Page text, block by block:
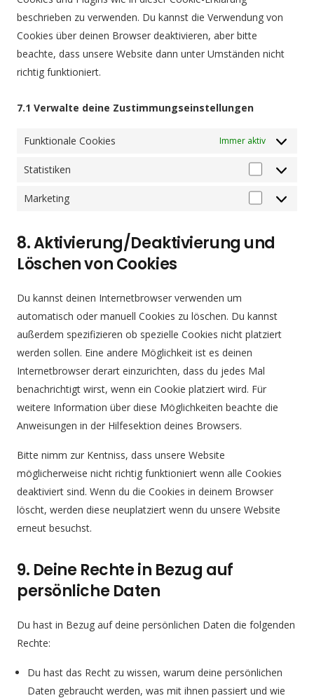
beschrieben zu verwenden. Du kannst die Verwendung von
Cookies über deinen Browser deaktivieren, aber bitte
beachte, dass unsere Website dann unter Umständen nicht
richtig funktioniert.
7.1 Verwalte deine Zustimmungseinstellungen
Funktionale Cookies Immer aktiv
Statistiken
Statistiken
Marketing
Marketing
8. Aktivierung/Deaktivierung und
Löschen von Cookies
Du kannst deinen Internetbrowser verwenden um
automatisch oder manuell Cookies zu löschen. Du kannst
außerdem spezifizieren ob spezielle Cookies nicht platziert
werden sollen. Eine andere Möglichkeit ist es deinen
Internetbrowser derart einzurichten, dass du jedes Mal
benachrichtigt wirst, wenn ein Cookie platziert wird. Für
weitere Information über diese Möglichkeiten beachte die
Anweisungen in der Hilfesektion deines Browsers.
Bitte nimm zur Kentniss, dass unsere Website
möglicherweise nicht richtig funktioniert wenn alle Cookies
deaktiviert sind. Wenn du die Cookies in deinem Browser
löscht, werden diese neuplatziert wenn du unsere Website
erneut besuchst.
9. Deine Rechte in Bezug auf
persönliche Daten
Du hast in Bezug auf deine persönlichen Daten die folgenden
Rechte:
Du hast das Recht zu wissen, warum deine persönlichen
Daten gebraucht werden, was mit ihnen passiert und wie